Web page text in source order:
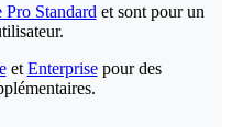
Pro Standard et sont pour un
et Enterprisepour des